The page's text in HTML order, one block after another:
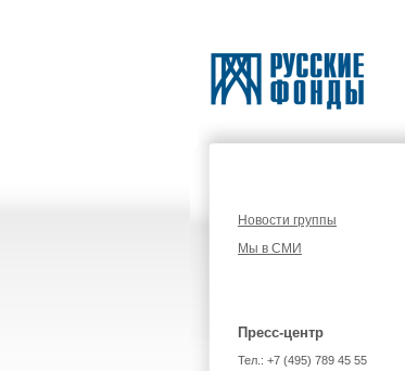
Новости группы
Мы в СМИ
Пресс-центр
Тел.: +7 (495) 789 45 55